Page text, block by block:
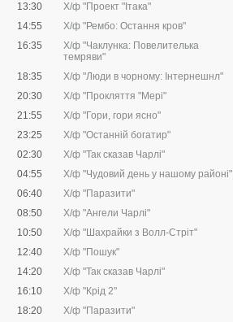
13:30
Х/ф "Проект "Ітака"
14:55
Х/ф "Рембо: Остання кров"
16:35
Х/ф "Чаклунка: Повелителька
темряви"
18:35
Х/ф "Люди в чорному: Інтернешнл"
20:30
Х/ф "Прокляття "Мері"
21:55
Х/ф "Гори, гори ясно"
23:25
Х/ф "Останній богатир"
02:30
Х/ф "Так сказав Чарлі"
04:55
Х/ф "Чудовий день у нашому районі"
06:40
Х/ф "Паразити"
08:50
Х/ф "Ангели Чарлі"
10:50
Х/ф "Шахрайки з Волл-Стріт"
12:40
Х/ф "Пошук"
14:20
Х/ф "Так сказав Чарлі"
16:10
Х/ф "Крід 2"
18:20
Х/ф "Паразити"